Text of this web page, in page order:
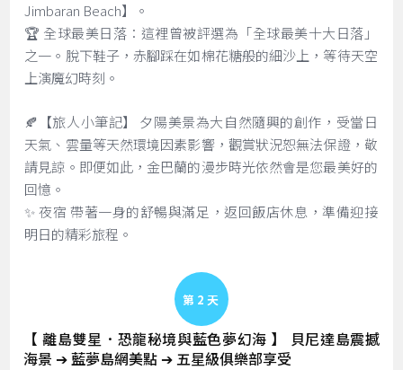
Jimbaran Beach】。
🏆 全球最美日落：這裡曾被評選為「全球最美十大日落」
之一。脫下鞋子，赤腳踩在如棉花糖般的細沙上，等待天空
上演魔幻時刻。
🍂【旅人小筆記】 夕陽美景為大自然隨興的創作，受當日
天氣、雲量等天然環境因素影響，觀賞狀況恕無法保證，敬
請見諒。即便如此，金巴蘭的漫步時光依然會是您最美好的
回憶。
✨ 夜宿 帶著一身的舒暢與滿足，返回飯店休息，準備迎接
明日的精彩旅程。
Day 2
【 離島雙星．恐龍秘境與藍色夢幻海 】 貝尼達島震撼
海景 ➔ 藍夢島網美點 ➔ 五星級俱樂部享受